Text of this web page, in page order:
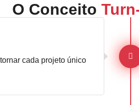
O Conceito
cada projeto único